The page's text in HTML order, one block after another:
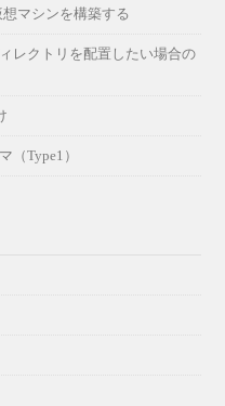
マシンを構築する
レクトリを配置したい場合の
（Type1）